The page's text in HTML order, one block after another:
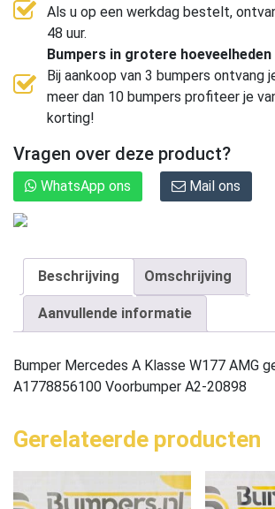
Als u op een werkdag bestelt,
48 uur.
Bumpers in grotere hoeveelheden
Bij aankoop van 3 bumpers ontvang
meer dan 10 bumpers profiteer je
korting!
Vragen over deze product?
WhatsApp ons Mail ons
Beschrijving Omschrijving
Aanvullende informatie
Bumper Mercedes A Klasse W177 AMG
A1778856100 Voorbumper A2-20898
Gerelateerde producten